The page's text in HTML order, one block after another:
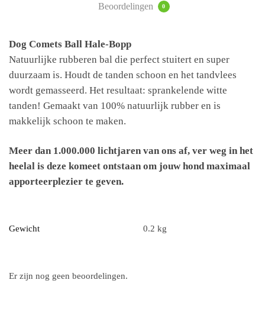
Beoordelingen
0
Dog Comets Ball Hale-Bopp
Natuurlijke rubberen bal die perfect stuitert en super
duurzaam is. Houdt de tanden schoon en het tandvlees
wordt gemasseerd. Het resultaat: sprankelende witte
tanden! Gemaakt van 100% natuurlijk rubber en is
makkelijk schoon te maken.
Meer dan 1.000.000 lichtjaren van ons af, ver weg in het
heelal is deze komeet ontstaan om jouw hond maximaal
apporteerplezier te geven.
Gewicht 0.2 kg
Er zijn nog geen beoordelingen.